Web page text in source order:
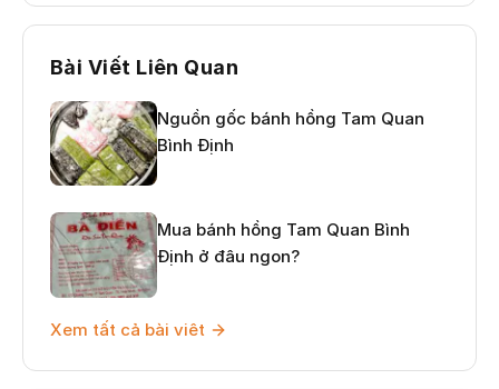
Bài Viết Liên Quan
Nguồn gốc bánh hồng Tam Quan
Bình Định
Mua bánh hồng Tam Quan Bình
Định ở đâu ngon?
Xem tất cả bài viêt